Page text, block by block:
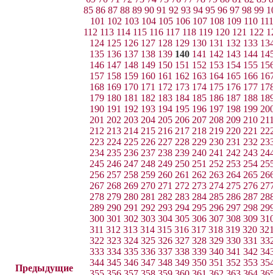
Предыдущие
85 86 87 88 89 90 91 92 93 94 95 96 97 98 99
101 102 103 104 105 106 107 108 109 110 111
112 113 114 115 116 117 118 119 120 121 122
124 125 126 127 128 129 130 131 132 133
135 136 137 138 139 140 141 142 143 144
146 147 148 149 150 151 152 153 154 155
157 158 159 160 161 162 163 164 165 166
168 169 170 171 172 173 174 175 176 177
179 180 181 182 183 184 185 186 187 188
190 191 192 193 194 195 196 197 198 199
201 202 203 204 205 206 207 208 209 210
212 213 214 215 216 217 218 219 220 221
223 224 225 226 227 228 229 230 231 232
234 235 236 237 238 239 240 241 242 243
245 246 247 248 249 250 251 252 253 254
256 257 258 259 260 261 262 263 264 265
267 268 269 270 271 272 273 274 275 276
278 279 280 281 282 283 284 285 286 287
289 290 291 292 293 294 295 296 297 298
300 301 302 303 304 305 306 307 308 309
311 312 313 314 315 316 317 318 319 320
322 323 324 325 326 327 328 329 330 331
333 334 335 336 337 338 339 340 341 342
344 345 346 347 348 349 350 351 352 353